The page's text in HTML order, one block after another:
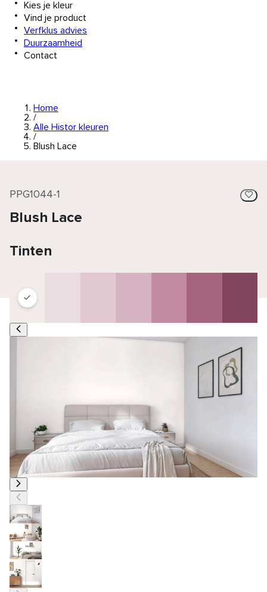
Kies je kleur
Vind je product
Verfklus advies
Duurzaamheid
Contact
Home
/
Alle Histor kleuren
/
Blush Lace
PPG1044-1
Blush Lace
Tinten